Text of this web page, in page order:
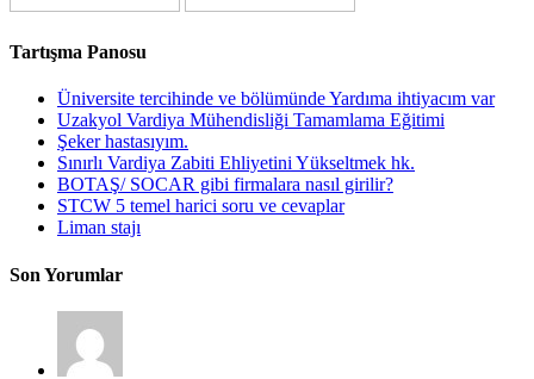
Tartışma Panosu
Üniversite tercihinde ve bölümünde Yardıma ihtiyacım var
Uzakyol Vardiya Mühendisliği Tamamlama Eğitimi
Şeker hastasıyım.
Sınırlı Vardiya Zabiti Ehliyetini Yükseltmek hk.
BOTAŞ/ SOCAR gibi firmalara nasıl girilir?
STCW 5 temel harici soru ve cevaplar
Liman stajı
Son Yorumlar